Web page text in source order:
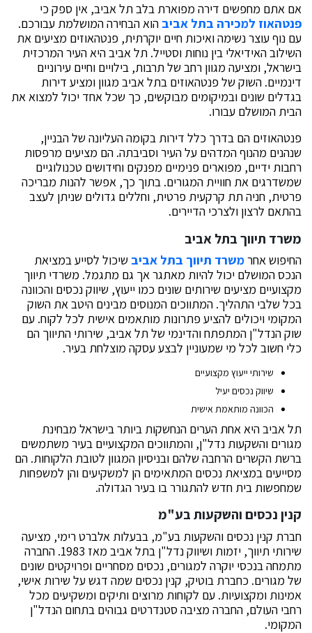
אם אתם מחפשים דירה מפוארת בלב תל אביב, אין ספק כי
פנטהאוז למכירה בתל אביב הוא הבחירה המושלמת עבורכם.
עם נוף עוצר נשימה ואיכות חיים יוקרתית, פנטהאוזים מציעים את
השילוב האידיאלי בין נוחות וסטייל. תל אביב היא העיר המרכזית
בישראל, ומציעה מגוון רחב של תרבות, בילויים וחיים עירוניים
דינמיים. השוק של פנטהאוזים בתל אביב מגוון ומציע דירות
בגדלים שונים ובמיקומים מבוקשים, כך שכל אחד יכול למצוא את
הבית המושלם עבורו.
פנטהאוזים הם בדרך כלל דירות בקומה העליונה של הבניין,
שנהנים מהנוף המדהים על העיר וסביבתה. הם מציעים מרפסות
רחבות ידיים, מפוארים פנימיים מפנקים וחידושים טכנולוגיים
שמשדרגים את חוויית המגורים. בתוך כך, אפשר להנות מבריכה
פרטית, חניה תת קרקעית פרטית, וחללים גדולים שניתן לעצב
בהתאם לרצון ולצרכי הדיירים.
משרד תיווך בתל אביב
החיפוש אחרמשרד תיווך בתל אביב שיכול לסייע במציאת
הנכס המושלם יכול להיות מאתגר אך גם מתגמל. משרדי תיווך
מקצועיים מציעים שירותים שונים כמו ייעוץ, שיווק נכסים והכוונה
בכל שלבי התהליך. המתווכים המנוסים מבינים היטב את השוק
המקומי ויכולים להציע פתרונות מותאמים אישית לכל לקוח. עם
שוק הנדל"ן המתפתח והדינמי של תל אביב, שירותי התיווך הם
כלי חשוב לכל מי שמעוניין לבצע עסקה מוצלחת בעיר.
שירותי ייעוץ מקצועיים
שיווק נכסים יעיל
הכוונה מותאמת אישית
תל אביב היא אחת הערים הנחשקות ביותר בישראל מבחינת
מגורים והשקעות נדל"ן, והמתווכים המקצועיים בעיר משתמשים
ברשת הקשרים הרחבה שלהם ובניסיון המגוון לטובת הלקוחות. הם
מסייעים במציאת נכסים המתאימים הן למשקיעים והן למשפחות
שמחפשות בית חדש להתגורר בו בעיר הגדולה.
קנין נכסים והשקעות בע"מ
חברת קנין נכסים והשקעות בע"מ, בבעלות אלברט רימי, מציעה
שירותי תיווך, יזמות ושיווק נדל"ן בתל אביב מאז 1983. החברה
מתמחה בנכסי יוקרה למגורים, נכסים מסחריים ופרויקטים שונים
של מגורים. כחברת בוטיק, קנין נכסים שמה דגש על שירות אישי,
אמינות ומקצועיות. עם לקוחות מרוצים ותיקים ומשקיעים מכל
רחבי העולם, החברה מציבה סטנדרטים גבוהים בתחום הנדל"ן
המקומי.